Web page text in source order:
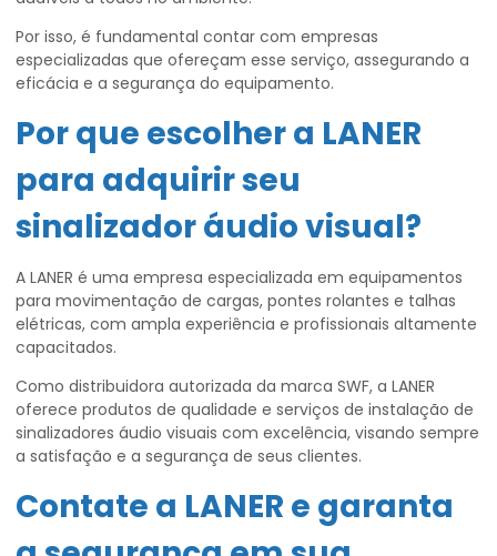
Por isso, é fundamental contar com empresas
especializadas que ofereçam esse serviço, assegurando a
eficácia e a segurança do equipamento.
Por que escolher a LANER
para adquirir seu
sinalizador áudio visual?
A LANER é uma empresa especializada em equipamentos
para movimentação de cargas, pontes rolantes e talhas
elétricas, com ampla experiência e profissionais altamente
capacitados.
Como distribuidora autorizada da marca SWF, a LANER
oferece produtos de qualidade e serviços de instalação de
sinalizadores áudio visuais com excelência, visando sempre
a satisfação e a segurança de seus clientes.
Contate a LANER e garanta